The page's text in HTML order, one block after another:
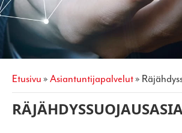
etusivu» asiantuntijapalvelut»